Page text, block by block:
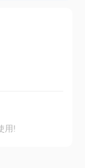
用!